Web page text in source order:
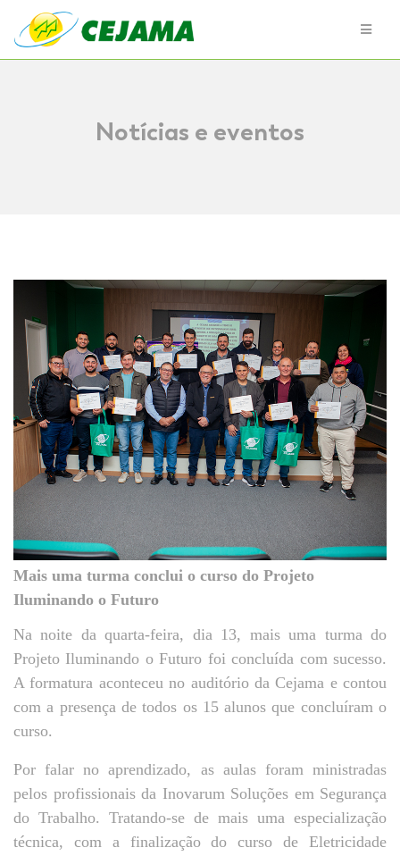
Notícias e eventos
Mais uma turma conclui o curso do Projeto
Iluminando o Futuro
Na noite da quarta-feira, dia 13, mais uma turma do
Projeto Iluminando o Futuro foi concluída com sucesso.
A formatura aconteceu no auditório da Cejama e contou
com a presença de todos os 15 alunos que concluíram o
curso.
Por falar no aprendizado, as aulas foram ministradas
pelos profissionais da Inovarum Soluções em Segurança
do Trabalho. Tratando-se de mais uma especialização
técnica, com a finalização do curso de Eletricidade